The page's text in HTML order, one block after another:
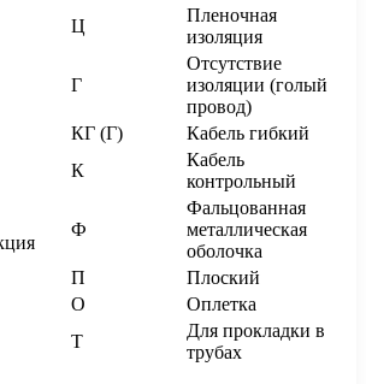
Ц
Пленочная
изоляция
Г
Отсутствие
изоляции (голый
провод)
КГ (Г)
Кабель гибкий
К
Кабель
контрольный
Ф
Фальцованная
металлическая
оболочка
П
Плоский
О
Оплетка
Т
Для прокладки в
трубах